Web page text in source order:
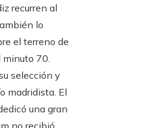
recurren al
lo
el terreno de
minuto 70.
selección y
madridista. El
una gran